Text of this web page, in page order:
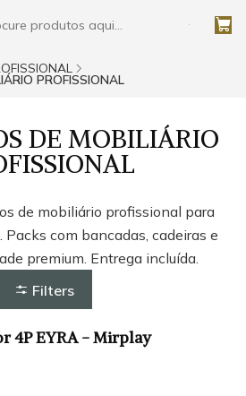
PROFISSIONAL
DE MOBILIÁRIO
de mobiliário profissional para
Packs com bancadas, cadeiras e
premium. Entrega incluída.
Filters
4P EYRA - Mirplay